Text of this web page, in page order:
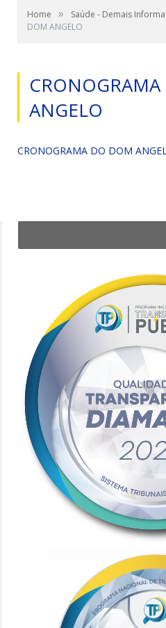
Home » Saúde - Demais
DOM ANGELO
ANGELO
CRONOGRAMA DO DOM